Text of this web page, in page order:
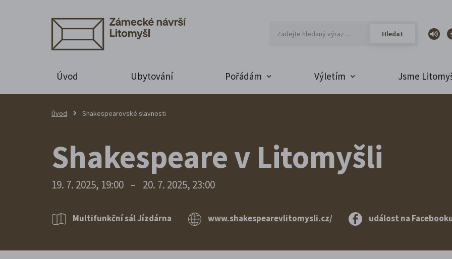
Úvod Ubytování Pořádám Výletím Jsme
Úvod Shakespearovské slavnosti
Shakespeare v Litomyšli
19. 7. 2025, 19:00 – 20. 7. 2025, 23:00
Multifunkční sál Jízdárna www.shakespearevlitomysli.cz/ událost na